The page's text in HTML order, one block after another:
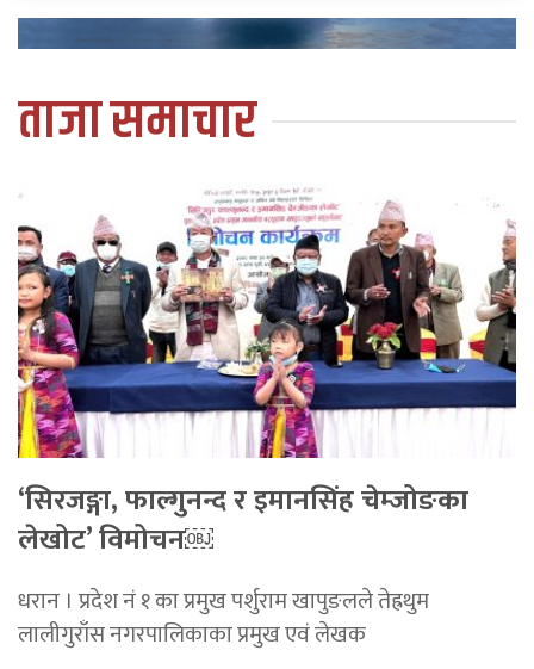
ताजा समाचार
‘सिरजङ्गा, फाल्गुनन्द र इमानसिंह चेम्जोङका
लेखोट’ विमोचन￼
धरान । प्रदेश नं १ का प्रमुख पर्शुराम खापुङलले तेह्रथुम
लालीगुराँस नगरपालिकाका प्रमुख एवं लेखक